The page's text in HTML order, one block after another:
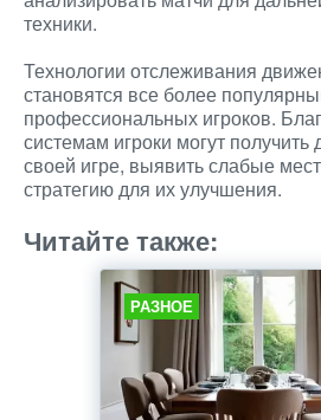
техники.
Технологии отслеживания
становятся все более
профессиональных игроков.
системам игроки могут получить
своей игре, выявить слабые
стратегию для их улучшения.
Читайте также:
РАЗНОЕ